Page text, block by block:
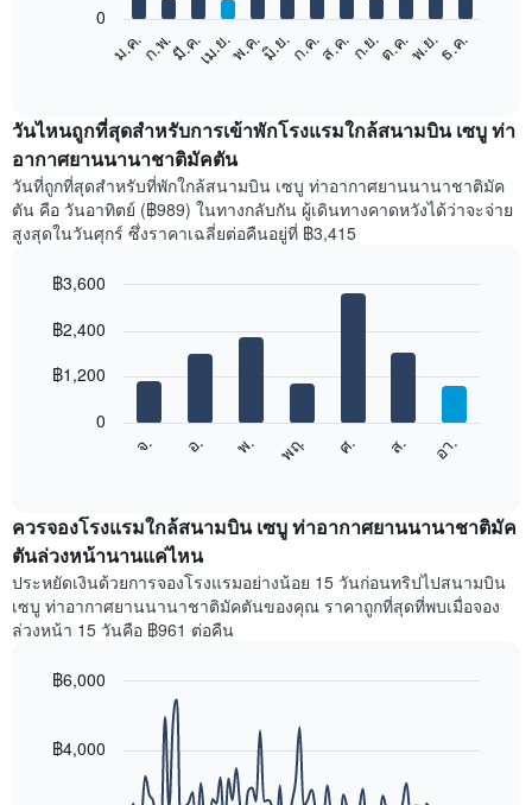
แสดง
ราคา
เฉลี่ย
ของ
ห้อง
พัก
แต่ละ
แผนภูมิ
แกน
มี
แกน
Y
1
แกน
ดง
ราคา
ห้อง
ม.ค.ก.พ.มี.ค.เม.ย.พ.ค.มิ.ย.ก.ค.ส.ค.ก.ย.ต.ค.พ.ย.ธ.ค.
0
วันไหนถูกที่สุดสำหรับการเข้าพักโรงแรมใกล้สนามบิน เซบู ท่า
อากาศยานนานาชาติมัคตัน
วันที่ถูกที่สุดสำหรับที่พักใกล้สนามบิน เซบู ท่าอากาศยานนานาชาติมัค
ตัน คือ วันอาทิตย์ (฿989) ในทางกลับกัน ผู้เดินทางคาดหวังได้ว่าจะจ่าย
สูงสุดในวันศุกร์ ซึ่งราคาเฉลี่ยต่อคืนอยู่ที่ ฿3,415
chart
bars.
แผนภูมิ
แสดง
ราคา
เฉลี่ย
ของ
ห้อง
พัก
แต่ละ
สัปดาห์
graphic.
จ. อ. พ. พฤ. ศ. ส. อา.
0
฿1,200
฿2,400
฿3,600
ควรจองโรงแรมใกล้สนามบิน เซบู ท่าอากาศยานนานาชาติมัค
ตันล่วงหน้านานแค่ไหน
ประหยัดเงินด้วยการจองโรงแรมอย่างน้อย 15 วันก่อนทริปไปสนามบิน
เซบู ท่าอากาศยานนานาชาติมัคตันของคุณ ราคาถูกที่สุดที่พบเมื่อจอง
ล่วงหน้า 15 วันคือ ฿961 ต่อคืน
with
฿4,000
฿6,000